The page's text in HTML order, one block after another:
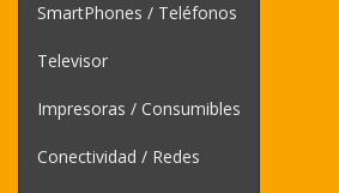
SmartPhones / Teléfonos
Televisor
Impresoras / Consumibles
Conectividad / Redes